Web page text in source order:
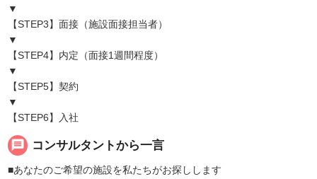
▼
【STEP3】面接（施設面接担当者）
▼
【STEP4】内定（面接1週間程度）
▼
【STEP5】契約
▼
【STEP6】入社
message コンサルタントから一言
■あなたのご希望の施設を私たちがお探しします